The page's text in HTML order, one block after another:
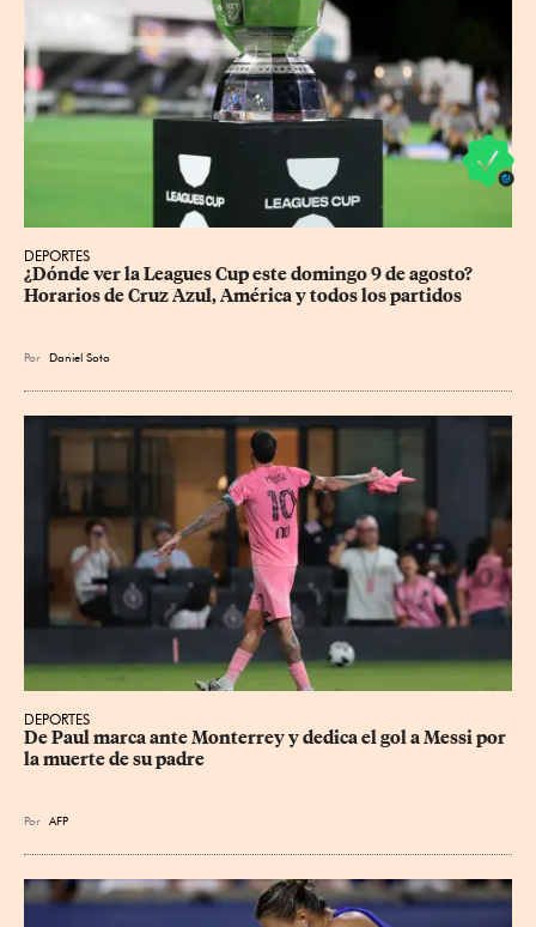
DEPORTES
¿Dónde ver la Leagues Cup este domingo 9 de agosto?
Horarios de Cruz Azul, América y todos los partidos
Por Daniel Soto
DEPORTES
De Paul marca ante Monterrey y dedica el gol a Messi por
la muerte de su padre
Por AFP